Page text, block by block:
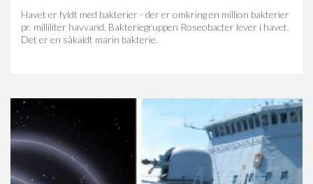
Havet er fyldt med bakterier - der er omkring en million bakterier
pr. milliliter havvand. Bakteriegruppen Roseobacter lever i havet.
Det er en såkaldt marin bakterie.